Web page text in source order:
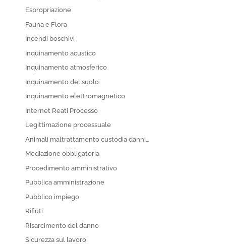
Espropriazione
Fauna e Flora
Incendi boschivi
Inquinamento acustico
Inquinamento atmosferico
Inquinamento del suolo
Inquinamento elettromagnetico
Internet Reati Processo
Legittimazione processuale
Animali maltrattamento custodia danni…
Mediazione obbligatoria
Procedimento amministrativo
Pubblica amministrazione
Pubblico impiego
Rifiuti
Risarcimento del danno
Sicurezza sul lavoro